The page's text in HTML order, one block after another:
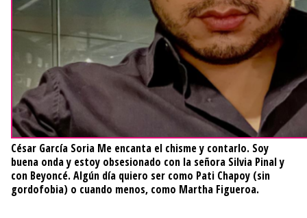
César García Soria Me encanta el chisme y contarlo. Soy
buena onda y estoy obsesionado con la señora Silvia Pinal y
con Beyoncé. Algún día quiero ser como Pati Chapoy (sin
gordofobia) o cuando menos, como Martha Figueroa.